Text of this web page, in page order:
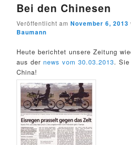
Bei den Chinesen
Veröffentlicht amNovember 6, 2013
Baumann
Heute berichtet unsere Zeitung
aus der news vom 30.03.2013.
China!